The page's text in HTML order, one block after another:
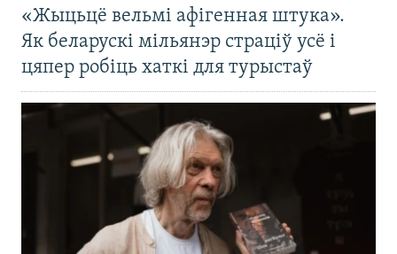
«Жыцьцё вельмі афігенная штука».
Як беларускі мільянэр страціў усё і
цяпер робіць хаткі для турыстаў